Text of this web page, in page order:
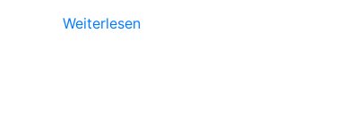
Weiterlesen